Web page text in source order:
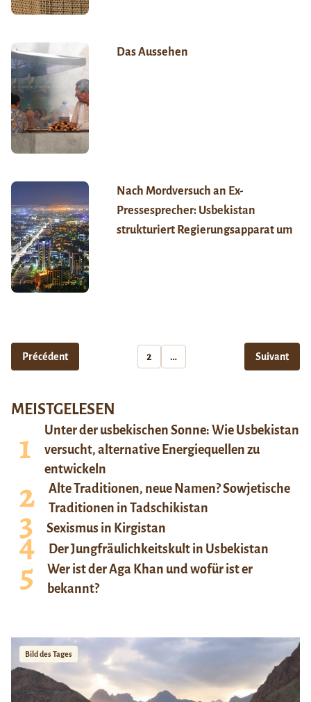
Das Aussehen
Nach Mordversuch an Ex-
Pressesprecher: Usbekistan
strukturiert Regierungsapparat um
Précédent 2 … Suivant
MEISTGELESEN
Unter der usbekischen Sonne: Wie Usbekistan
versucht, alternative Energiequellen zu
entwickeln
Alte Traditionen, neue Namen? Sowjetische
Traditionen in Tadschikistan
Sexismus in Kirgistan
Der Jungfräulichkeitskult in Usbekistan
Wer ist der Aga Khan und wofür ist er
bekannt?
Bild des Tages